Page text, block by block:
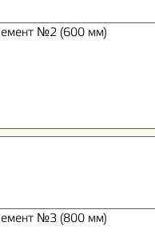
№2 (600 мм)
№3 (800 мм)